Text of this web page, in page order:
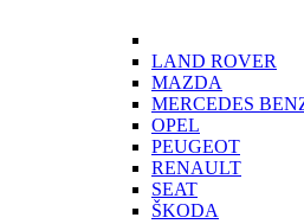
LAND ROVER
MAZDA
MERCEDES
OPEL
PEUGEOT
RENAULT
SEAT
ŠKODA